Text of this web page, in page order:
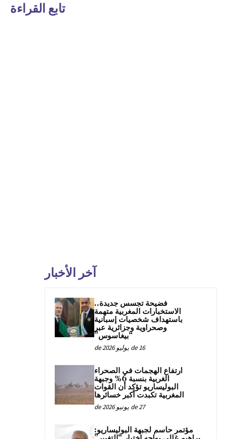
تابع القراءة
آخر الأخبار
فضيحة تجسس جديدة..
الاستخبارات المغربية متهمة
باستهداف شخصيات إسبانية
وصحراوية وجزائرية عبر
“بيغاسوس”
16 de يوليو de 2026
ارتفاع الهجمات في الصحراء
الغربية بنسبة 6% وجبهة
البوليساريو تؤكد أن القوات
المغربية تكبدت أكبر خسائرها
27 de يونيو de 2026
مؤتمر حاسم لجبهة البوليساريو: